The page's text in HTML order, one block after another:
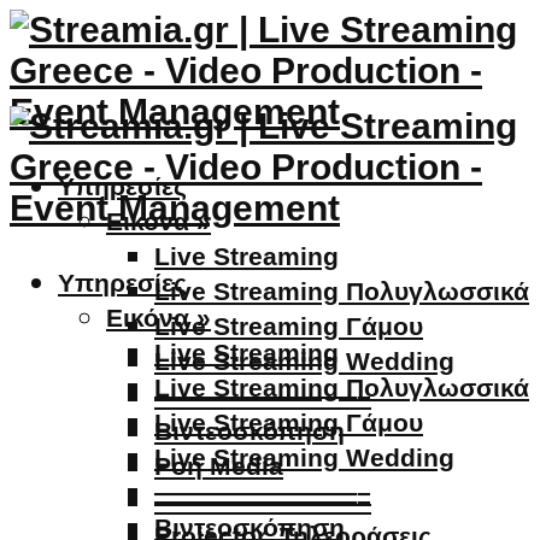
Υπηρεσίες
Εικόνα »
Live Streaming
Live Streaming Πολυγλωσσικά
Live Streaming Γάμου
Live Streaming Wedding
————————–
Βιντεοσκόπηση
Ροή Media
————————–
Υπηρεσίες
Εικόνα »
Live Streaming
Live Streaming Πολυγλωσσικά
Live Streaming Γάμου
Live Streaming Wedding
————————–
Βιντεοσκόπηση